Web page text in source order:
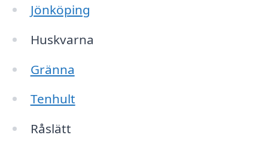
Jönköping
Huskvarna
Gränna
Tenhult
Råslätt